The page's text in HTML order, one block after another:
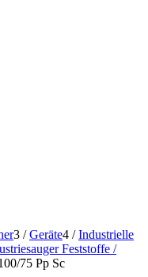
3 / Geräte4 / Industrielle
Feststoffe /
75 Pp Sc